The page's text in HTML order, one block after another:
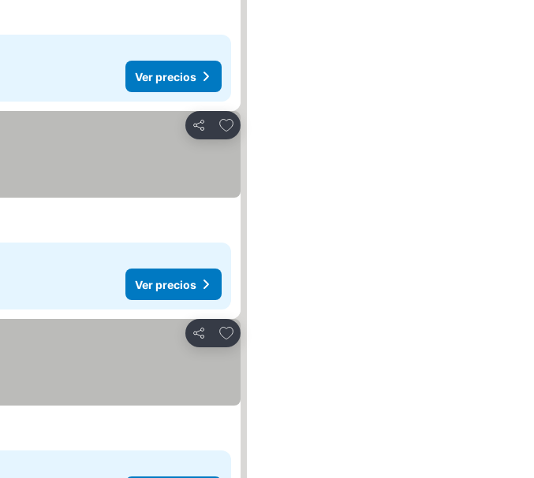
Ver precios
Compartir
Agregar a favoritos
Ver precios
Compartir
Agregar a favoritos